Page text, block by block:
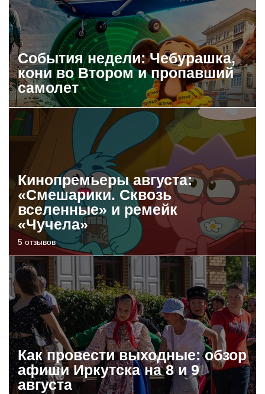
События недели: Чебурашка,
кони во Втором и пропавший
самолет
Кинопремьеры августа:
«Смешарики. Сквозь
вселенные» и ремейк
«Чучела»
5 отзывов
Как провести выходные: обзор
афиши Иркутска на 8 и 9
августа